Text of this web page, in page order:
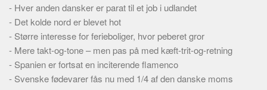
Om
Webstedet
Forhistorien
Redigering
Tekstannoncer
- Hver anden dansker er parat til et job i udlandet
- Det kolde nord er blevet hot
- Større interesse for ferieboliger, hvor peberet gror
- Mere takt-og-tone – men pas på med kæft-trit-og-retning
- Spanien er fortsat en inciterende flamenco
- Svenske fødevarer fås nu med 1/4 af den danske moms